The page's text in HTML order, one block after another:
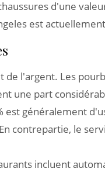
d'une
est
de l'argent. Les
une part
est généralement
contrepartie, le
incluent